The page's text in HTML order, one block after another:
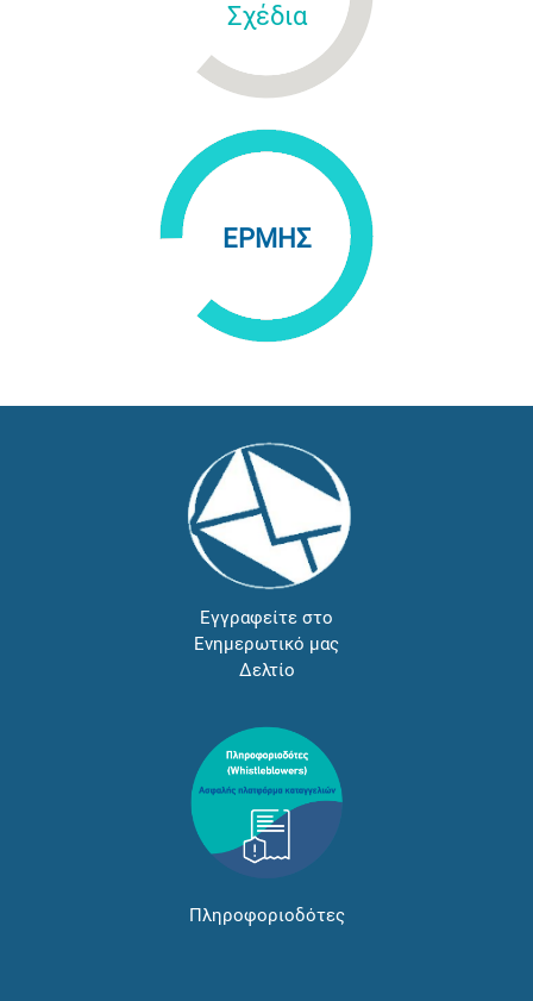
Σχέδια
ΕΡΜΗΣ
Εγγραφείτε στο
Ενημερωτικό μας
Δελτίο
Πληροφοριοδότες